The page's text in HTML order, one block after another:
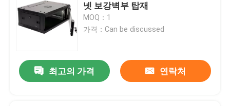
비디오
우리 에 관한 것
넷 보강벽부 탑재
MOQ：1
가격：Can be discussed
최고의 가격 연락처